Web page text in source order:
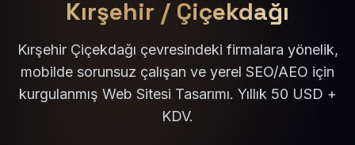
Kırşehir / Çiçekdağı
Kırşehir Çiçekdağı çevresindeki firmalara yönelik,
mobilde sorunsuz çalışan ve yerel SEO/AEO için
kurgulanmış Web Sitesi Tasarımı. Yıllık 50 USD +
KDV.